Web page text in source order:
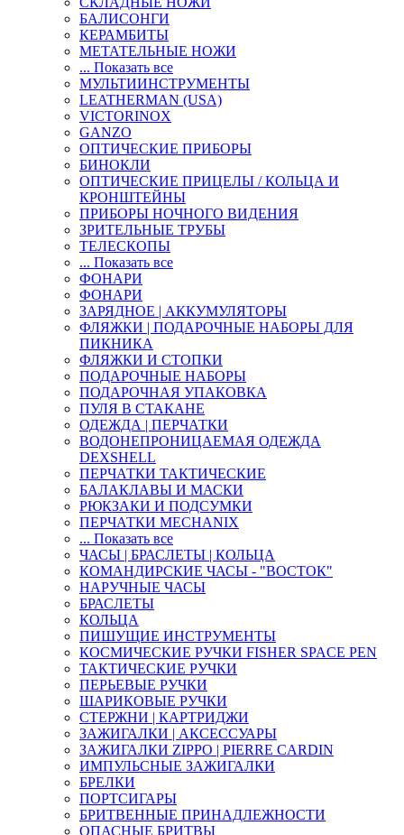
БАЛИСОНГИ
КЕРАМБИТЫ
МЕТАТЕЛЬНЫЕ НОЖИ
... Показать все
МУЛЬТИИНСТРУМЕНТЫ
LEATHERMAN (USA)
VICTORINOX
GANZO
ОПТИЧЕСКИЕ ПРИБОРЫ
БИНОКЛИ
ОПТИЧЕСКИЕ ПРИЦЕЛЫ / КОЛЬЦА И
КРОНШТЕЙНЫ
ПРИБОРЫ НОЧНОГО ВИДЕНИЯ
ЗРИТЕЛЬНЫЕ ТРУБЫ
ТЕЛЕСКОПЫ
... Показать все
ФОНАРИ
ФОНАРИ
ЗАРЯДНОЕ | АККУМУЛЯТОРЫ
ФЛЯЖКИ | ПОДАРОЧНЫЕ НАБОРЫ ДЛЯ
ПИКНИКА
ФЛЯЖКИ И СТОПКИ
ПОДАРОЧНЫЕ НАБОРЫ
ПОДАРОЧНАЯ УПАКОВКА
ПУЛЯ В СТАКАНЕ
ОДЕЖДА | ПЕРЧАТКИ
ВОДОНЕПРОНИЦАЕМАЯ ОДЕЖДА
DEXSHELL
ПЕРЧАТКИ ТАКТИЧЕСКИЕ
БАЛАКЛАВЫ И МАСКИ
РЮКЗАКИ И ПОДСУМКИ
ПЕРЧАТКИ MECHANIX
... Показать все
ЧАСЫ | БРАСЛЕТЫ | КОЛЬЦА
КОМАНДИРСКИЕ ЧАСЫ - "ВОСТОК"
НАРУЧНЫЕ ЧАСЫ
БРАСЛЕТЫ
КОЛЬЦА
ПИШУЩИЕ ИНСТРУМЕНТЫ
КОСМИЧЕСКИЕ РУЧКИ FISHER SPACE PEN
ТАКТИЧЕСКИЕ РУЧКИ
ПЕРЬЕВЫЕ РУЧКИ
ШАРИКОВЫЕ РУЧКИ
СТЕРЖНИ | КАРТРИДЖИ
ЗАЖИГАЛКИ | АКСЕССУАРЫ
ЗАЖИГАЛКИ ZIPPO | PIERRE CARDIN
ИМПУЛЬСНЫЕ ЗАЖИГАЛКИ
БРЕЛКИ
ПОРТСИГАРЫ
БРИТВЕННЫЕ ПРИНАДЛЕЖНОСТИ
ОПАСНЫЕ БРИТВЫ